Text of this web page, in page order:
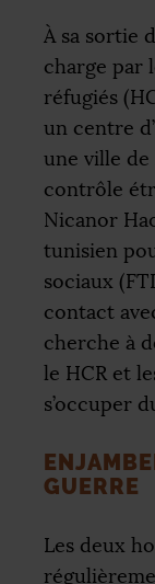
À sa sortie
charge par
réfugiés (
un centre
une ville de
contrôle
Nicanor
tunisien
sociaux (
contact
cherche à
le HCR et
s’occuper
GUERRE
Les deux